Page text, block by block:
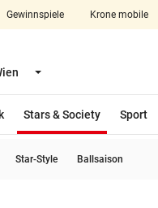
Gewinnspiele Krone mobile
Menü aufklappen
Stars & Society
Sport
Star-Style Ballsaison